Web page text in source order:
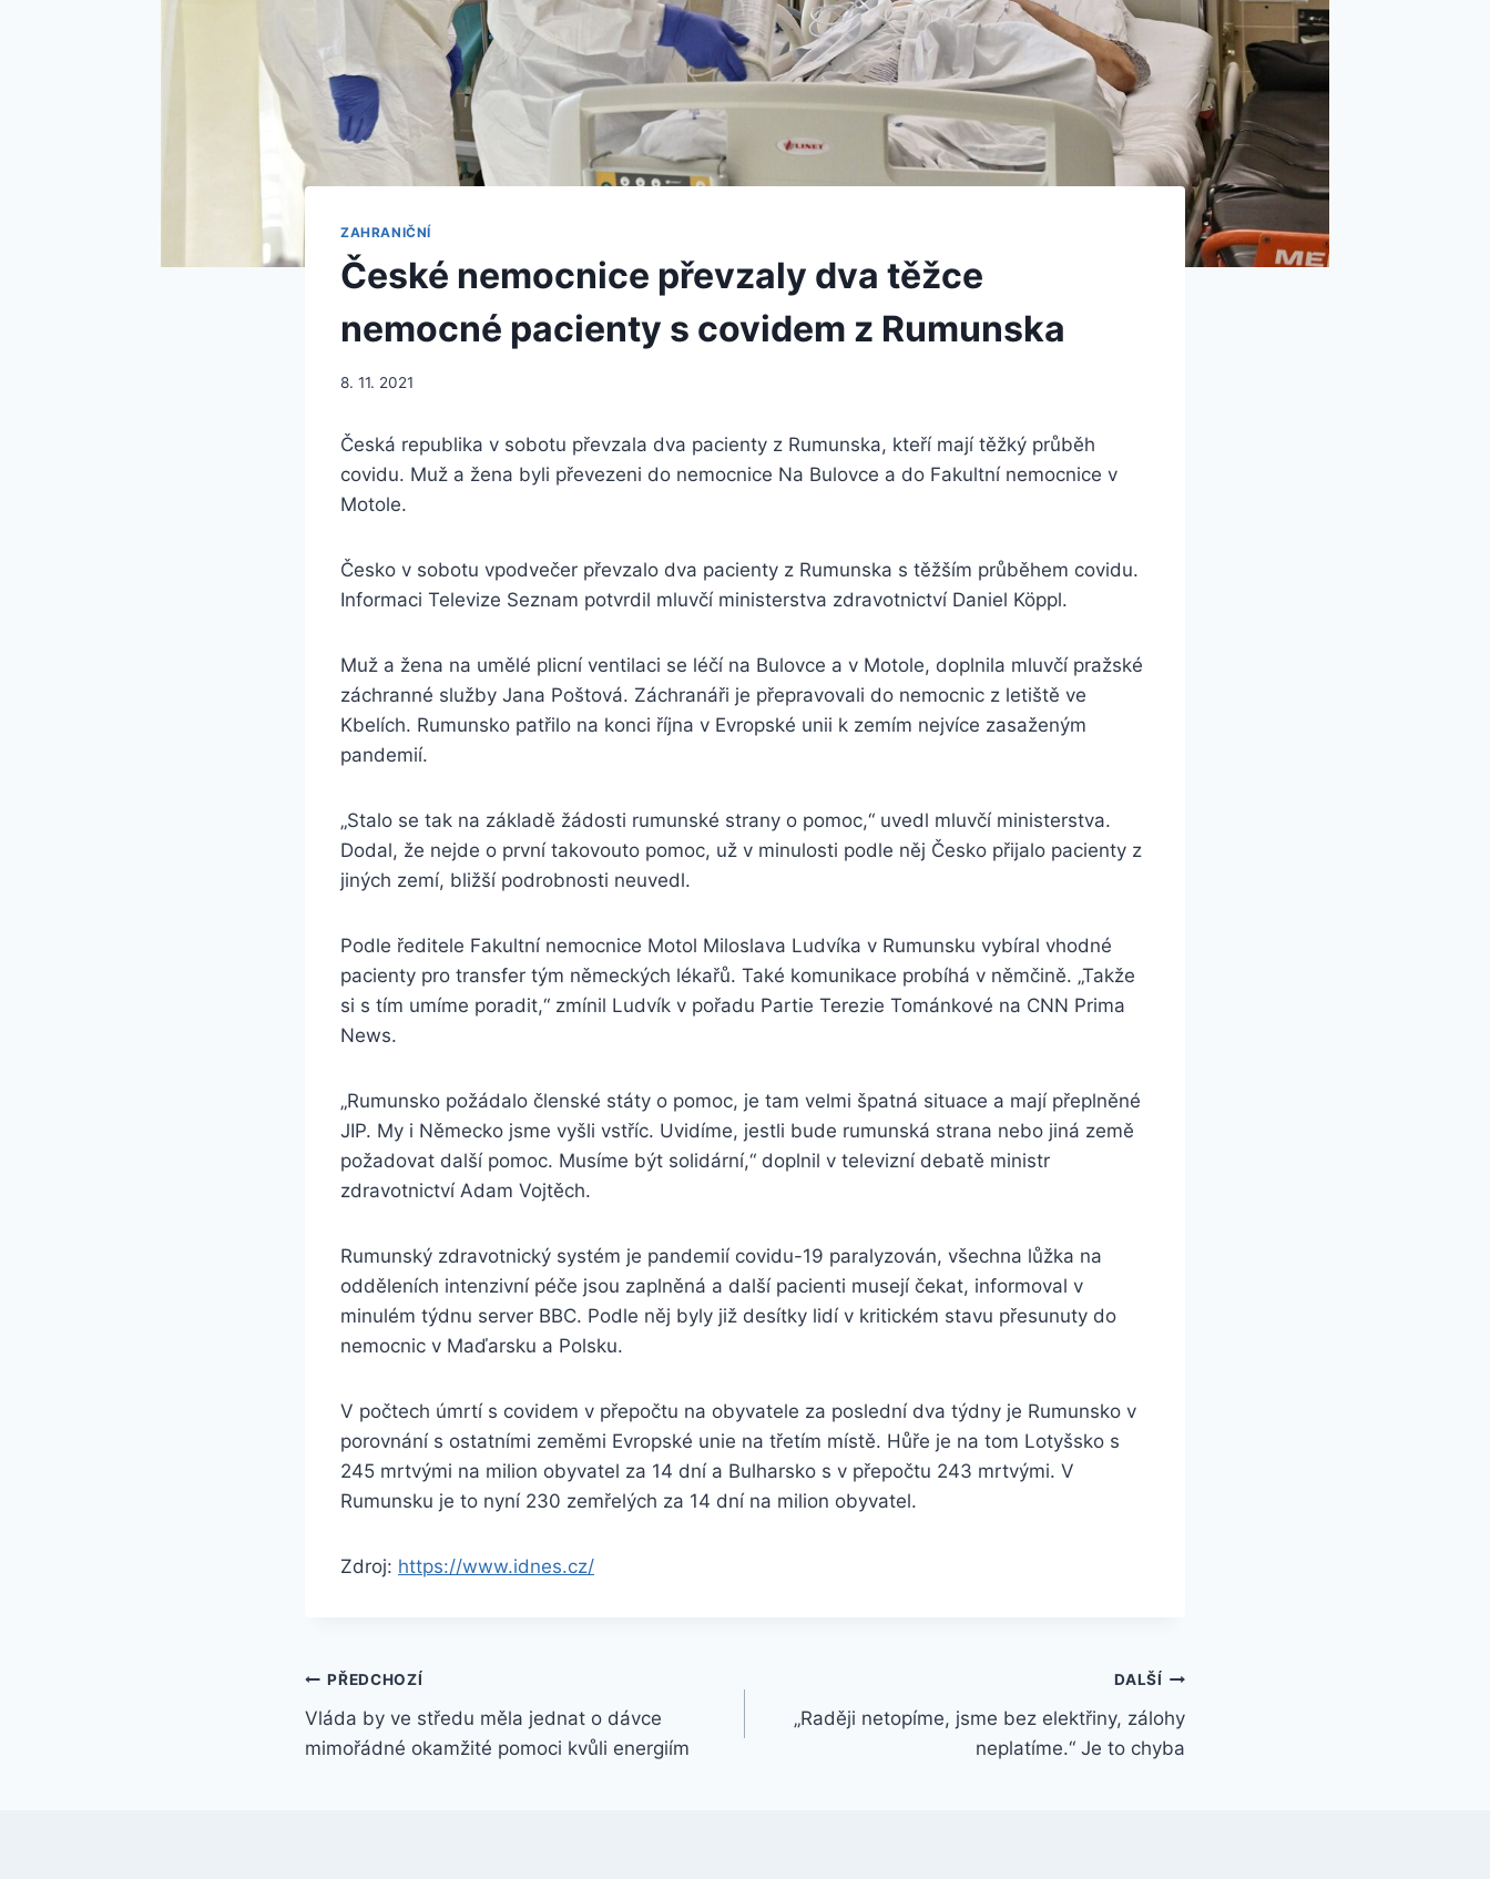
ZAHRANIČNÍ
České nemocnice převzaly dva těžce
nemocné pacienty s covidem z Rumunska
8. 11. 2021
Česká republika v sobotu převzala dva pacienty z Rumunska, kteří mají těžký průběh
covidu. Muž a žena byli převezeni do nemocnice Na Bulovce a do Fakultní nemocnice v
Motole.
Česko v sobotu vpodvečer převzalo dva pacienty z Rumunska s těžším průběhem covidu.
Informaci Televize Seznam potvrdil mluvčí ministerstva zdravotnictví Daniel Köppl.
Muž a žena na umělé plicní ventilaci se léčí na Bulovce a v Motole, doplnila mluvčí pražské
záchranné služby Jana Poštová. Záchranáři je přepravovali do nemocnic z letiště ve
Kbelích. Rumunsko patřilo na konci října v Evropské unii k zemím nejvíce zasaženým
pandemií.
„Stalo se tak na základě žádosti rumunské strany o pomoc,“ uvedl mluvčí ministerstva.
Dodal, že nejde o první takovouto pomoc, už v minulosti podle něj Česko přijalo pacienty z
jiných zemí, bližší podrobnosti neuvedl.
Podle ředitele Fakultní nemocnice Motol Miloslava Ludvíka v Rumunsku vybíral vhodné
pacienty pro transfer tým německých lékařů. Také komunikace probíhá v němčině. „Takže
si s tím umíme poradit,“ zmínil Ludvík v pořadu Partie Terezie Tománkové na CNN Prima
News.
„Rumunsko požádalo členské státy o pomoc, je tam velmi špatná situace a mají přeplněné
JIP. My i Německo jsme vyšli vstříc. Uvidíme, jestli bude rumunská strana nebo jiná země
požadovat další pomoc. Musíme být solidární,“ doplnil v televizní debatě ministr
zdravotnictví Adam Vojtěch.
Rumunský zdravotnický systém je pandemií covidu-19 paralyzován, všechna lůžka na
odděleních intenzivní péče jsou zaplněná a další pacienti musejí čekat, informoval v
minulém týdnu server BBC. Podle něj byly již desítky lidí v kritickém stavu přesunuty do
nemocnic v Maďarsku a Polsku.
V počtech úmrtí s covidem v přepočtu na obyvatele za poslední dva týdny je Rumunsko v
porovnání s ostatními zeměmi Evropské unie na třetím místě. Hůře je na tom Lotyšsko s
245 mrtvými na milion obyvatel za 14 dní a Bulharsko s v přepočtu 243 mrtvými. V
Rumunsku je to nyní 230 zemřelých za 14 dní na milion obyvatel.
Zdroj: https://www.idnes.cz/
Navigace
pro
PŘEDCHOZÍ
Vláda by ve středu měla jednat o dávce
mimořádné okamžité pomoci kvůli energiím
DALŠÍ
„Raději netopíme, jsme bez elektřiny, zálohy
neplatíme.“ Je to chyba